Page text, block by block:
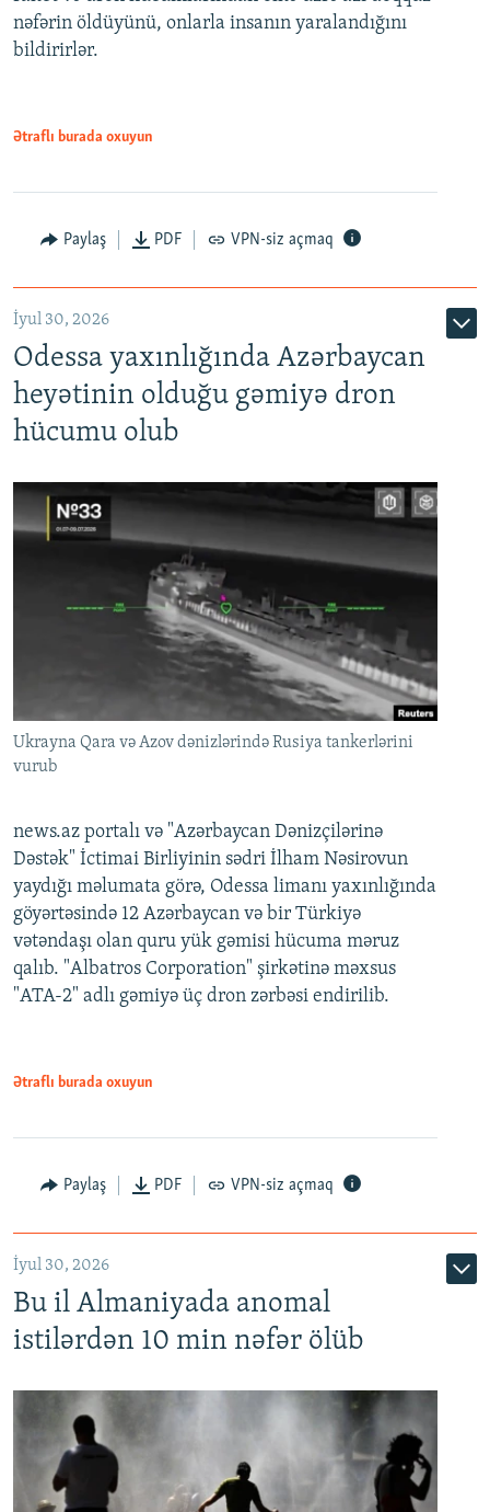
nəfərin öldüyünü, onlarla insanın yaralandığını
bildirirlər.
Ətraflı burada oxuyun
Paylaş PDF VPN-siz açmaq
İyul 30, 2026
Odessa yaxınlığında Azərbaycan
heyətinin olduğu gəmiyə dron
hücumu olub
Ukrayna Qara və Azov dənizlərində Rusiya tankerlərini
vurub
news.az portalı və "Azərbaycan Dənizçilərinə
Dəstək" İctimai Birliyinin sədri İlham Nəsirovun
yaydığı məlumata görə, Odessa limanı yaxınlığında
göyərtəsində 12 Azərbaycan və bir Türkiyə
vətəndaşı olan quru yük gəmisi hücuma məruz
qalıb. "Albatros Corporation" şirkətinə məxsus
"ATA-2" adlı gəmiyə üç dron zərbəsi endirilib.
Ətraflı burada oxuyun
Paylaş PDF VPN-siz açmaq
İyul 30, 2026
Bu il Almaniyada anomal
istilərdən 10 min nəfər ölüb